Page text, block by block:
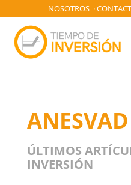
NOSOTROS ·
ANESVAD
ÚLTIMOS
INVERSIÓN